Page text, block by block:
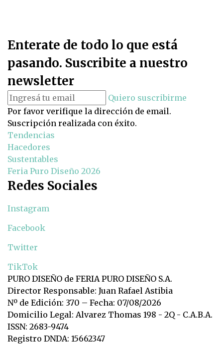
Enterate de todo lo que está
pasando. Suscribite a nuestro
newsletter
Quiero suscribirme
Por favor verifique la dirección de email.
Suscripción realizada con éxito.
Tendencias
Hacedores
Sustentables
Feria Puro Diseño 2026
Redes Sociales
Instagram
Facebook
Twitter
TikTok
PURO DISEÑO de FERIA PURO DISEÑO S.A.
Director Responsable: Juan Rafael Astibia
Nº de Edición: 370 – Fecha: 07/08/2026
Domicilio Legal: Alvarez Thomas 198 - 2Q - C.A.B.A.
ISSN: 2683-9474
Registro DNDA: 15662347